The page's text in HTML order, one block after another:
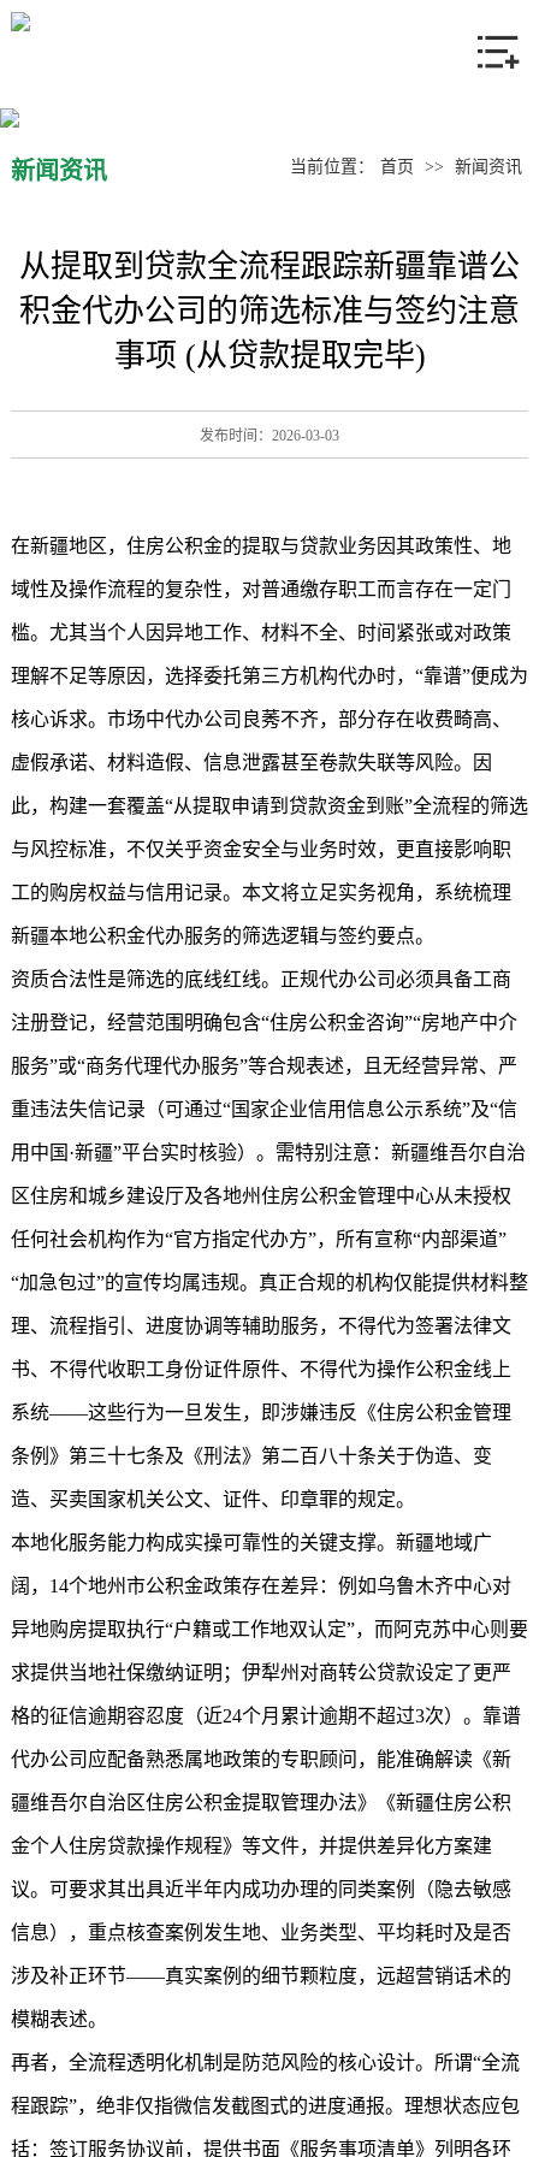
产品中心
联系我们
新闻资讯 当前位置： 首页 >> 新闻资讯
从提取到贷款全流程跟踪新疆靠谱公
积金代办公司的筛选标准与签约注意
事项 (从贷款提取完毕)
发布时间：2026-03-03
在新疆地区，住房公积金的提取与贷款业务因其政策性、地
域性及操作流程的复杂性，对普通缴存职工而言存在一定门
槛。尤其当个人因异地工作、材料不全、时间紧张或对政策
理解不足等原因，选择委托第三方机构代办时，“靠谱”便成为
核心诉求。市场中代办公司良莠不齐，部分存在收费畸高、
虚假承诺、材料造假、信息泄露甚至卷款失联等风险。因
此，构建一套覆盖“从提取申请到贷款资金到账”全流程的筛选
与风控标准，不仅关乎资金安全与业务时效，更直接影响职
工的购房权益与信用记录。本文将立足实务视角，系统梳理
新疆本地公积金代办服务的筛选逻辑与签约要点。
资质合法性是筛选的底线红线。正规代办公司必须具备工商
注册登记，经营范围明确包含“住房公积金咨询”“房地产中介
服务”或“商务代理代办服务”等合规表述，且无经营异常、严
重违法失信记录（可通过“国家企业信用信息公示系统”及“信
用中国·新疆”平台实时核验）。需特别注意：新疆维吾尔自治
区住房和城乡建设厅及各地州住房公积金管理中心从未授权
任何社会机构作为“官方指定代办方”，所有宣称“内部渠道”
“加急包过”的宣传均属违规。真正合规的机构仅能提供材料整
理、流程指引、进度协调等辅助服务，不得代为签署法律文
书、不得代收职工身份证件原件、不得代为操作公积金线上
系统——这些行为一旦发生，即涉嫌违反《住房公积金管理
条例》第三十七条及《刑法》第二百八十条关于伪造、变
造、买卖国家机关公文、证件、印章罪的规定。
本地化服务能力构成实操可靠性的关键支撑。新疆地域广
阔，14个地州市公积金政策存在差异：例如乌鲁木齐中心对
异地购房提取执行“户籍或工作地双认定”，而阿克苏中心则要
求提供当地社保缴纳证明；伊犁州对商转公贷款设定了更严
格的征信逾期容忍度（近24个月累计逾期不超过3次）。靠谱
代办公司应配备熟悉属地政策的专职顾问，能准确解读《新
疆维吾尔自治区住房公积金提取管理办法》《新疆住房公积
金个人住房贷款操作规程》等文件，并提供差异化方案建
议。可要求其出具近半年内成功办理的同类案例（隐去敏感
信息），重点核查案例发生地、业务类型、平均耗时及是否
涉及补正环节——真实案例的细节颗粒度，远超营销话术的
模糊表述。
再者，全流程透明化机制是防范风险的核心设计。所谓“全流
程跟踪”，绝非仅指微信发截图式的进度通报。理想状态应包
括：签订服务协议前，提供书面《服务事项清单》列明各环